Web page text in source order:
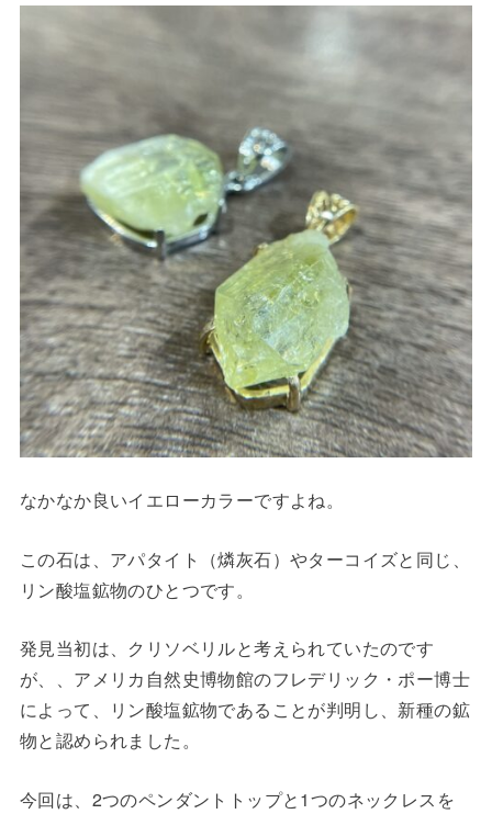
なかなか良いイエローカラーですよね。
この石は、アパタイト（燐灰石）やターコイズと同じ、
リン酸塩鉱物のひとつです。
発見当初は、クリソベリルと考えられていたのです
が、、アメリカ自然史博物館のフレデリック・ポー博士
によって、リン酸塩鉱物であることが判明し、新種の鉱
物と認められました。
今回は、2つのペンダントトップと1つのネックレスを